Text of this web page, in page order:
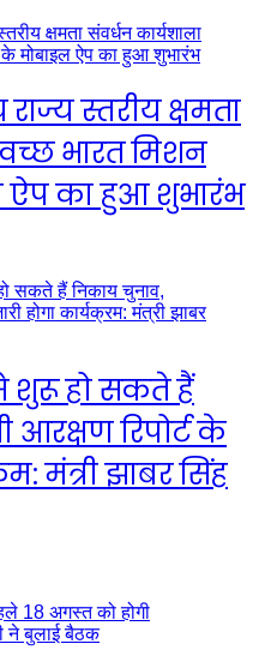
स्तरीय क्षमता
भारत मिशन
ऐप का हुआ शुभारंभ
शुरू हो सकते हैं
रिपोर्ट के
मंत्री झाबर सिंह